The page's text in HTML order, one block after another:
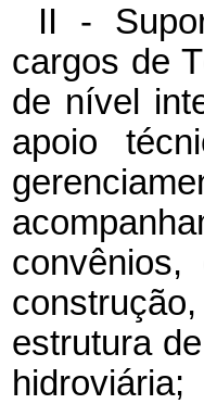
II -
cargos de
de nível
apoio
estrutura
hidroviária;